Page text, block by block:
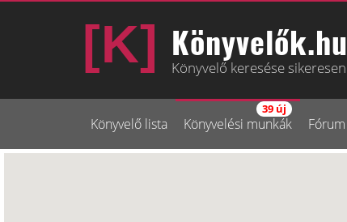
Könyvelők.hu
Könyvelő keresése sikeresen
Könyvelő lista Könyvelési munkák
39 új
Fórum